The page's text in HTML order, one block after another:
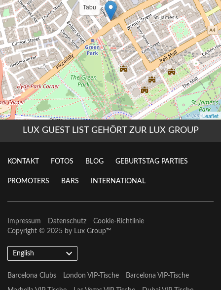
LUX GUEST LIST GEHÖRT ZUR LUX GROUP
KONTAKT FOTOS BLOG GEBURTSTAG PARTIES
PROMOTERS BARS INTERNATIONAL
Impressum Datenschutz
Cookie-Richtlinie
Copyright © 2025 by Lux Group™
English
Barcelona Clubs London VIP-Tische Barcelona VIP-Tische